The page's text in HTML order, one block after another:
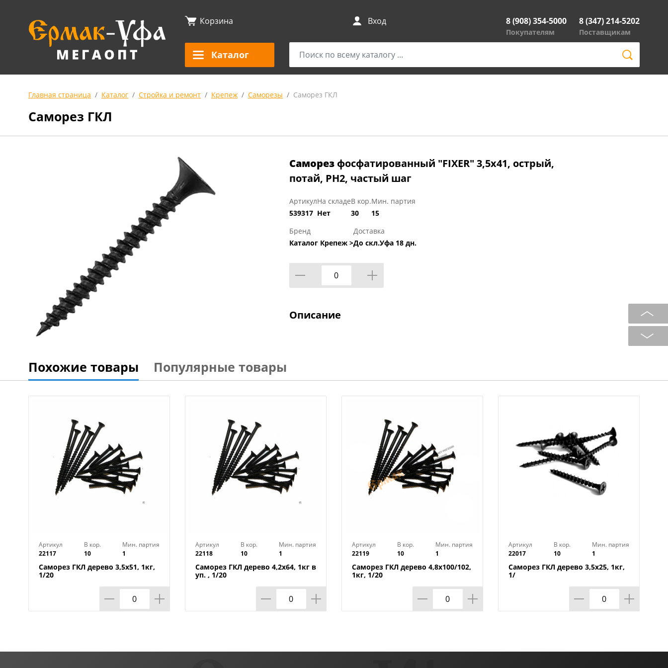
Корзина Вход 8 (908) 354-5000
Покупателям
8 (347) 214-5202
Поставщикам
Каталог
Главная страница Каталог Стройка и ремонт Крепеж Саморезы Саморез ГКЛ
Саморез ГКЛ
Саморез фосфатированный "FIXER" 3,5х41, острый,
потай, PH2, частый шаг
Артикул
539317
На складе
Нет
В кор.
30
Мин. партия
15
Бренд
Каталог Крепеж >
Доставка
До скл.Уфа 18 дн.
Описание
Похожие товары Популярные товары
Артикул
22117
В кор.
10
Мин. партия
1
Саморез ГКЛ дерево 3,5х51, 1кг,
1/20
Артикул
22118
В кор.
10
Мин. партия
1
Саморез ГКЛ дерево 4,2х64, 1кг в
уп. , 1/20
Артикул
22119
В кор.
10
Мин. партия
1
Саморез ГКЛ дерево 4,8х100/102,
1кг, 1/20
Артикул
22017
В кор.
10
Мин. партия
1
Саморез ГКЛ дерево 3,5х25, 1кг,
1/